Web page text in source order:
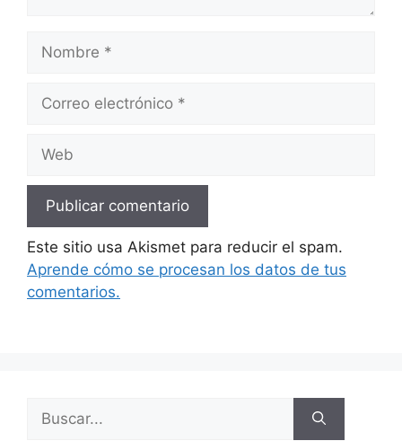
electrónico
Este sitio usa Akismet para reducir el spam.
Aprende cómo se procesan los datos de tus
comentarios.
Buscar: